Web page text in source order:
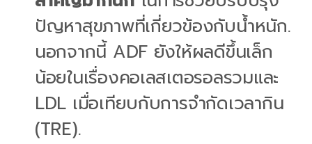
ปัญหาสุขภาพที่เกี่ยวข้องกับน้ำหนัก.
นอกจากนี้ ADF ยังให้ผลดีขึ้นเล็ก
น้อยในเรื่องคอเลสเตอรอลรวมและ
LDL เมื่อเทียบกับการจำกัดเวลากิน
(TRE).